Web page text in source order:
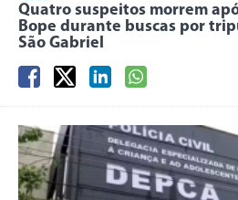
Quatro suspeitos morrem
Bope durante buscas por
São Gabriel